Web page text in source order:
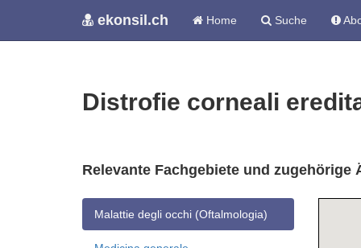
ekonsil.ch Home Suche
Distrofie corneali
Relevante Fachgebiete und zugehörige
Malattie degli occhi (Oftalmologia)